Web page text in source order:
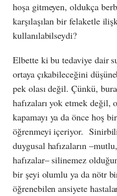
hoşa gitmeyen, oldukça
karşılaşılan bir felaketle
kullanılabilseydi?
Elbette ki bu tedaviye dair
ortaya çıkabileceğini
pek olası değil. Çünkü,
hafızaları yok etmek değil,
kapamayı ya da önce hoş
öğrenmeyi içeriyor.
duygusal hafızaların
hafızalar– silinemez
bir şeyi olumlu ya da nötr
öğrenebilen ansiyete